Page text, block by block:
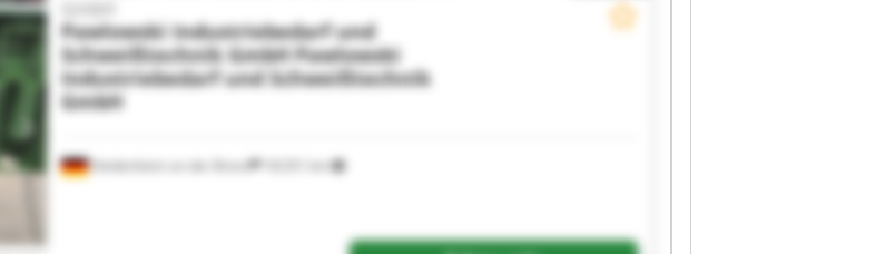
Heidenheim an der Brenz 18,551 km
Pawlowski Industriebedarf und
Schweißtechnik GmbHPawlowski
Industriebedarf und Schweißtechnik
GmbH